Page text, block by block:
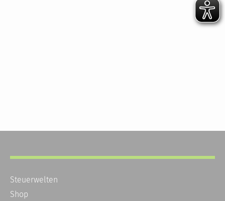
Steuerwelten
Shop